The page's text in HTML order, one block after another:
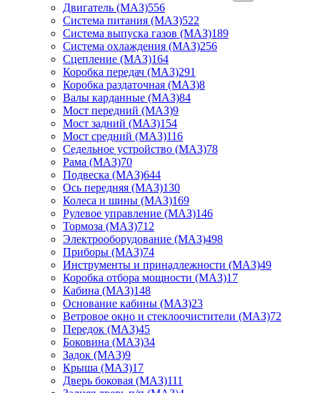
Двигатель (МАЗ)556
Система питания (МАЗ)522
Система выпуска газов (МАЗ)189
Система охлаждения (МАЗ)256
Сцепление (МАЗ)164
Коробка передач (МАЗ)291
Коробка раздаточная (МАЗ)8
Валы карданные (МАЗ)84
Мост передний (МАЗ)9
Мост задний (МАЗ)154
Мост средний (МАЗ)116
Седельное устройство (МАЗ)78
Рама (МАЗ)70
Подвеска (МАЗ)644
Ось передняя (МАЗ)130
Колеса и шины (МАЗ)169
Рулевое управление (МАЗ)146
Тормоза (МАЗ)712
Электрооборудование (МАЗ)498
Приборы (МАЗ)74
Инструменты и принадлежности (МАЗ)49
Коробка отбора мощности (МАЗ)17
Кабина (МАЗ)148
Основание кабины (МАЗ)23
Ветровое окно и стеклоочистители (МАЗ)72
Передок (МАЗ)45
Боковина (МАЗ)34
Задок (МАЗ)9
Крыша (МАЗ)17
Дверь боковая (МАЗ)111